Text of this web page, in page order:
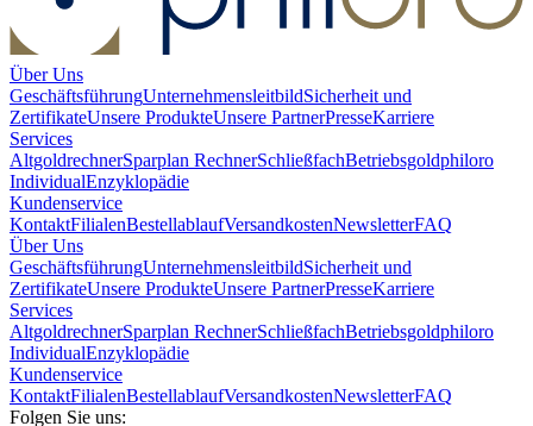
Über Uns
GeschäftsführungUnternehmensleitbildSicherheit und
ZertifikateUnsere ProdukteUnsere PartnerPresseKarriere
Services
AltgoldrechnerSparplan RechnerSchließfachBetriebsgoldphiloro
IndividualEnzyklopädie
Kundenservice
KontaktFilialenBestellablaufVersandkostenNewsletterFAQ
Über Uns
GeschäftsführungUnternehmensleitbildSicherheit und
ZertifikateUnsere ProdukteUnsere PartnerPresseKarriere
Services
AltgoldrechnerSparplan RechnerSchließfachBetriebsgoldphiloro
IndividualEnzyklopädie
Kundenservice
KontaktFilialenBestellablaufVersandkostenNewsletterFAQ
Folgen Sie uns: